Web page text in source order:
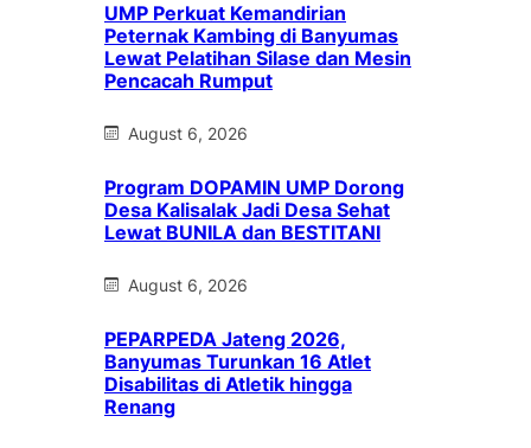
UMP Perkuat Kemandirian
Peternak Kambing di Banyumas
Lewat Pelatihan Silase dan Mesin
Pencacah Rumput
August 6, 2026
Program DOPAMIN UMP Dorong
Desa Kalisalak Jadi Desa Sehat
Lewat BUNILA dan BESTITANI
August 6, 2026
PEPARPEDA Jateng 2026,
Banyumas Turunkan 16 Atlet
Disabilitas di Atletik hingga
Renang